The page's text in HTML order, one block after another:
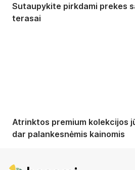
Sutaupykite pirkdami prekes
terasai
Atrinktos premium kolekcijos
dar palankesnėmis kainomis